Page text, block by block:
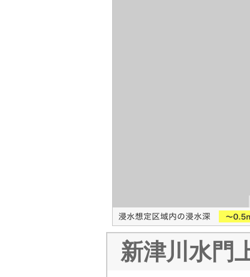
新津川水門